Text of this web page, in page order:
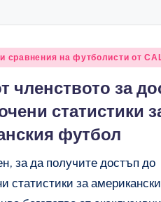
и сравнения на футболисти от
членството за
статистики
футбол
за да получите достъп до
статистики за